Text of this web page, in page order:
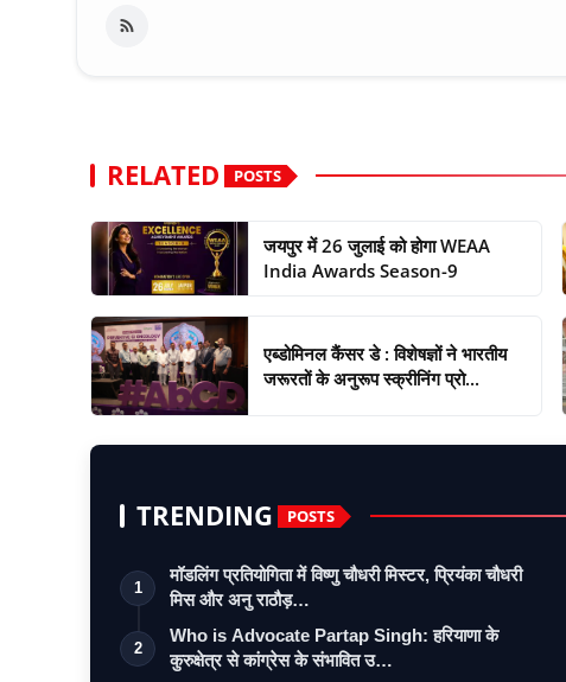
RELATED POSTS
जयपुर में 26 जुलाई को होगा WEAA
India Awards Season-9
एब्डोमिनल कैंसर डे : विशेषज्ञों ने भारतीय
जरूरतों के अनुरूप स्क्रीनिंग प्रो...
TRENDING POSTS
1
मॉडलिंग प्रतियोगिता में विष्णु चौधरी मिस्टर, प्रियंका चौधरी
मिस और अनु राठौड़…
2
Who is Advocate Partap Singh: हरियाणा के
कुरुक्षेत्र से कांग्रेस के संभावित उ…